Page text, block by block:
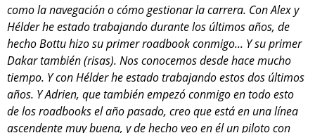
como la navegación o cómo gestionar la carrera. Con Alex y
Hélder he estado trabajando durante los últimos años, de
hecho Bottu hizo su primer roadbook conmigo... Y su primer
Dakar también (risas). Nos conocemos desde hace mucho
tiempo. Y con Hélder he estado trabajando estos dos últimos
años. Y Adrien, que también empezó conmigo en todo esto
de los roadbooks el año pasado, creo que está en una línea
ascendente muy buena, y de hecho veo en él un piloto con